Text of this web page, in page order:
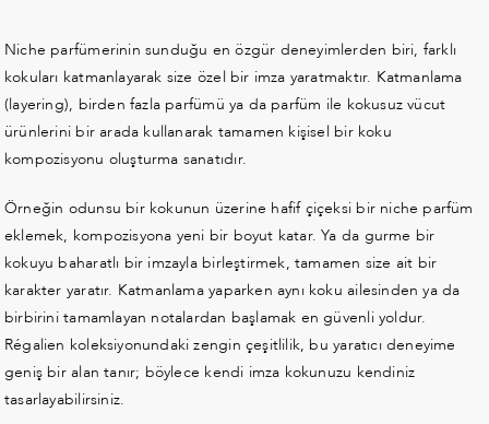
Niche parfümerinin sunduğu en özgür deneyimlerden biri, farklı
kokuları katmanlayarak size özel bir imza yaratmaktır. Katmanlama
(layering), birden fazla parfümü ya da parfüm ile kokusuz vücut
ürünlerini bir arada kullanarak tamamen kişisel bir koku
kompozisyonu oluşturma sanatıdır.
Örneğin odunsu bir kokunun üzerine hafif çiçeksi bir niche parfüm
eklemek, kompozisyona yeni bir boyut katar. Ya da gurme bir
kokuyu baharatlı bir imzayla birleştirmek, tamamen size ait bir
karakter yaratır. Katmanlama yaparken aynı koku ailesinden ya da
birbirini tamamlayan notalardan başlamak en güvenli yoldur.
Régalien koleksiyonundaki zengin çeşitlilik, bu yaratıcı deneyime
geniş bir alan tanır; böylece kendi imza kokunuzu kendiniz
tasarlayabilirsiniz.